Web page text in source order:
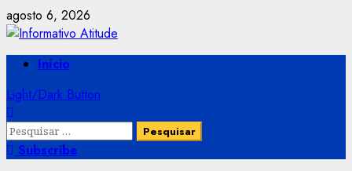
Skip
to
content
agosto 6, 2026
PrimaryInício
Light/Dark Button
Pesquisar
por:Subscribe